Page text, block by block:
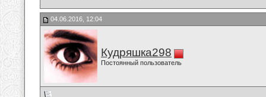
04.06.2016, 12:04
Кудряшка298
Постоянный пользователь